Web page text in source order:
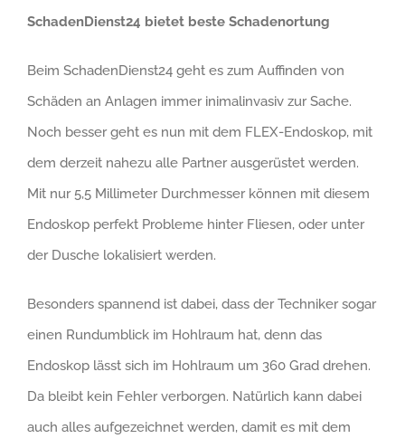
SchadenDienst24 bietet beste Schadenortung
Beim SchadenDienst24 geht es zum Auffinden von
Schäden an Anlagen immer inimalinvasiv zur Sache.
Noch besser geht es nun mit dem FLEX-Endoskop, mit
dem derzeit nahezu alle Partner ausgerüstet werden.
Mit nur 5,5 Millimeter Durchmesser können mit diesem
Endoskop perfekt Probleme hinter Fliesen, oder unter
der Dusche lokalisiert werden.
Besonders spannend ist dabei, dass der Techniker sogar
einen Rundumblick im Hohlraum hat, denn das
Endoskop lässt sich im Hohlraum um 360 Grad drehen.
Da bleibt kein Fehler verborgen. Natürlich kann dabei
auch alles aufgezeichnet werden, damit es mit dem